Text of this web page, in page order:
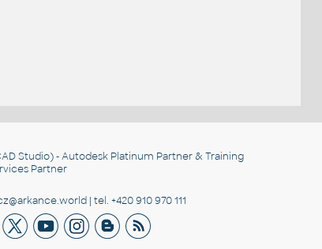
Studio) - Autodesk Platinum Partner & Training
Partner
| tel. +420 910 970 111